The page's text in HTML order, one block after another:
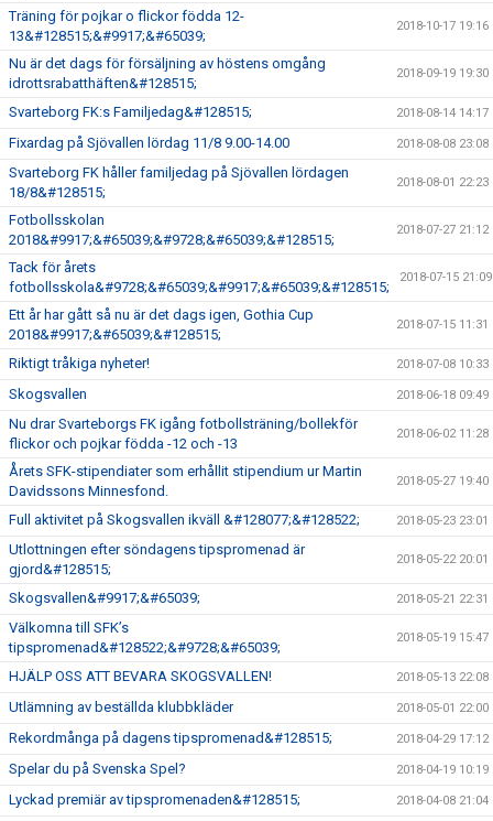
Träning för pojkar o flickor födda 12-
13&#128515;&#9917;&#65039;
2018-10-17 19:16
Nu är det dags för försäljning av höstens omgång
idrottsrabatthäften&#128515;
2018-09-19 19:30
Svarteborg FK:s Familjedag&#128515; 2018-08-14 14:17
Fixardag på Sjövallen lördag 11/8 9.00-14.00 2018-08-08 23:08
Svarteborg FK håller familjedag på Sjövallen lördagen
18/8&#128515;
2018-08-01 22:23
Fotbollsskolan
2018&#9917;&#65039;&#9728;&#65039;&#128515;
2018-07-27 21:12
Tack för årets
fotbollsskola&#9728;&#65039;&#9917;&#65039;&#128515;
2018-07-15 21:09
Ett år har gått så nu är det dags igen, Gothia Cup
2018&#9917;&#65039;&#128515;
2018-07-15 11:31
Riktigt tråkiga nyheter! 2018-07-08 10:33
Skogsvallen 2018-06-18 09:49
Nu drar Svarteborgs FK igång fotbollsträning/bollekför
flickor och pojkar födda -12 och -13
2018-06-02 11:28
Årets SFK-stipendiater som erhållit stipendium ur Martin
Davidssons Minnesfond.
2018-05-27 19:40
Full aktivitet på Skogsvallen ikväll &#128077;&#128522; 2018-05-23 23:01
Utlottningen efter söndagens tipspromenad är
gjord&#128515;
2018-05-22 20:01
Skogsvallen&#9917;&#65039; 2018-05-21 22:31
Välkomna till SFK’s
tipspromenad&#128522;&#9728;&#65039;
2018-05-19 15:47
HJÄLP OSS ATT BEVARA SKOGSVALLEN! 2018-05-13 22:08
Utlämning av beställda klubbkläder 2018-05-01 22:00
Rekordmånga på dagens tipspromenad&#128515; 2018-04-29 17:12
Spelar du på Svenska Spel? 2018-04-19 10:19
Lyckad premiär av tipspromenaden&#128515; 2018-04-08 21:04